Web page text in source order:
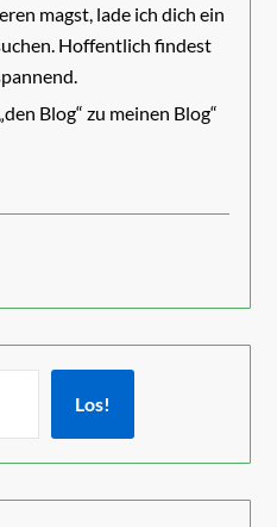
magst, lade ich dich ein
Hoffentlich findest
Blog“ zu meinen Blog“
Los!